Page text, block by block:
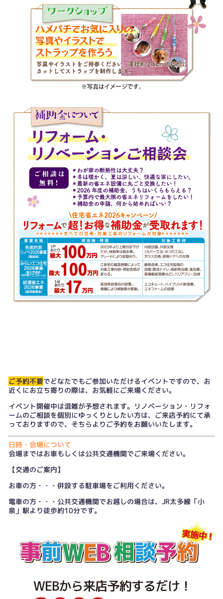
ご予約不要でどなたでもご参加いただけるイベントですので、お
近くにお立ち寄りの際は、お気軽にご来場ください。
イベント開催中は混雑が予想されます。リノベーション・リフォ
ームのご相談を個別にゆっくりとしたい方は、 ご来店予約にて承
っておりますので、そちらよりご予約をお願いいたします。
日時・会場について
会場まではお車もしくは公共交通機関でご来場ください。
【交通のご案内】
お車の方・・・併設する駐車場をご利用ください。
電車の方・・・公共交通機関でお越しの場合は、JR太多線「小
泉」駅より徒歩約10分です。